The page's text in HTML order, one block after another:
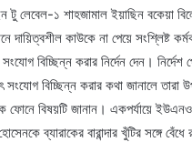
টু লেবেল-১ শাহজামাল ইয়াছিন বকেয়া
দায়িত্বশীল কাউকে না পেয়ে সংশ্লিষ্ট
বিচ্ছিন্ন করার নির্দেন দেন। নির্দেশ
বিচ্ছিন্ন করার কথা জানালে তারা
ফোনে বিষয়টি জানান। একপর্যায়ে
ব্যারাকের বারান্দার খুঁটির সঙ্গে